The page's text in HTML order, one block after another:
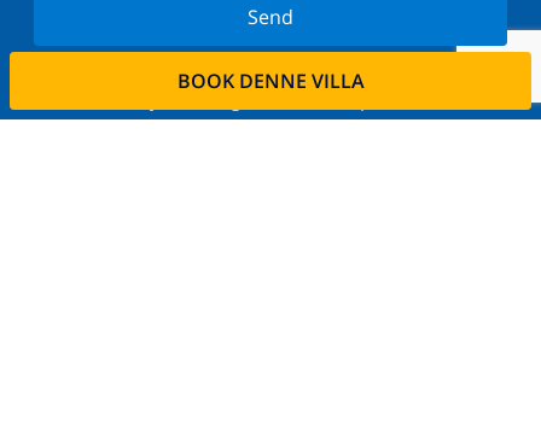
BOOK DENNE VILLA
Send
Tilmeld dig vores nyhedsbrev og bliv orienteret om
privatliv.